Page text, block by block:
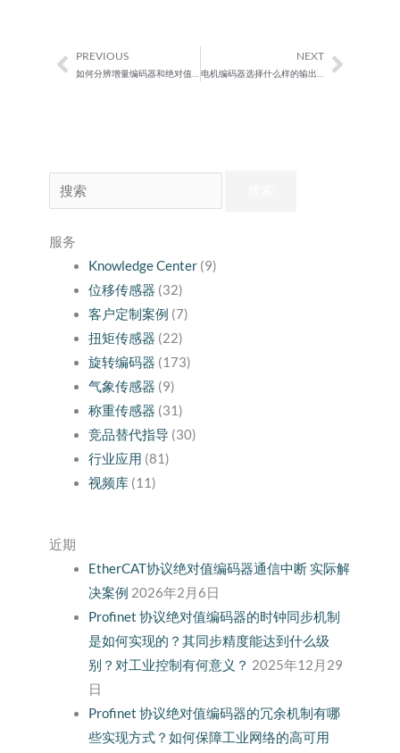
Prev
PREVIOUS
如何分辨增量编码器和绝对值编码器
NEXT
电机编码器选择什么样的输出对抗干扰比较好？ Next
索：
服务
Knowledge Center(9)
位移传感器 (32)
客户定制案例 (7)
扭矩传感器 (22)
旋转编码器 (173)
气象传感器 (9)
称重传感器 (31)
竞品替代指导 (30)
行业应用 (81)
视频库(11)
近期
EtherCAT协议绝对值编码器通信中断 实际解
决案例 2026年2月6日
Profinet 协议绝对值编码器的时钟同步机制
是如何实现的？其同步精度能达到什么级
别？对工业控制有何意义？ 2025年12月29
日
Profinet 协议绝对值编码器的冗余机制有哪
些实现方式？如何保障工业网络的高可用